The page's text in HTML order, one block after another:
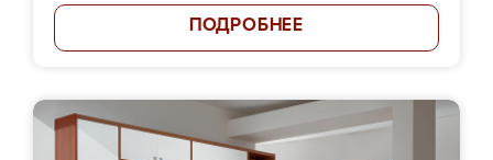
ПОДРОБНЕЕ